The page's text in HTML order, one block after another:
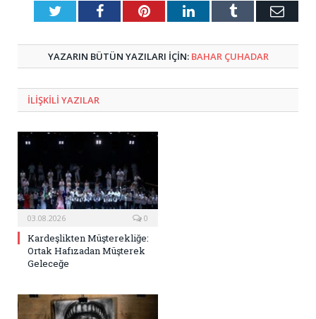
TwitterFacebookPinterestLinkedInTumblr E-
YAZARIN BÜTÜN YAZILARI IÇIN: BAHAR ÇUHADAR
ILIŞKILI YAZILAR
03.08.2026 0
Kardeşlikten Müşterekliğe:
Ortak Hafızadan Müşterek
Geleceğe